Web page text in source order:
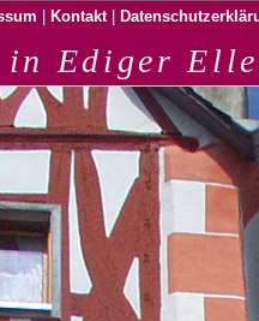
Kontakt
in Ediger